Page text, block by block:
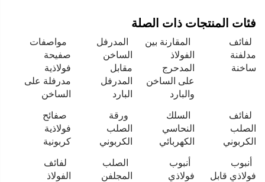
فئات المنتجات ذات الصلة
لفائف
مدلفنة
ساخنة
المقارنة بين
الفولاذ
المدحرج
على الساخن
والبارد
المدرفل
الساخن
مقابل
المدرفل
البارد
مواصفات
صفيحة
فولاذية
مدرفلة على
الساخن
لفائف
الصلب
الكربوني
السلك
النحاسي
الكهربائي
ورقة
الصلب
الكربوني
صفائح
فولاذية
كربونية
أنبوب
فولاذي قابل
أنبوب
فولاذي
الصلب
المجلفن
لفائف
الفولاذ